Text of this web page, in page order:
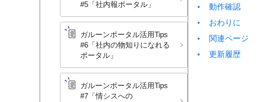
#5​「社内報ポータル」
ガルーンポータル活用Tips
#6​「社内の​物知りに​なれる​
ポータル」
ガルーンポータル活用Tips
#7​「情シスへの​
動作確認
おわりに
関連ページ
更新履歴